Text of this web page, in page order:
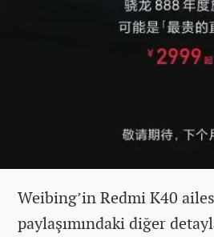
Weibing’in Redmi K40
paylaşımındaki diğer